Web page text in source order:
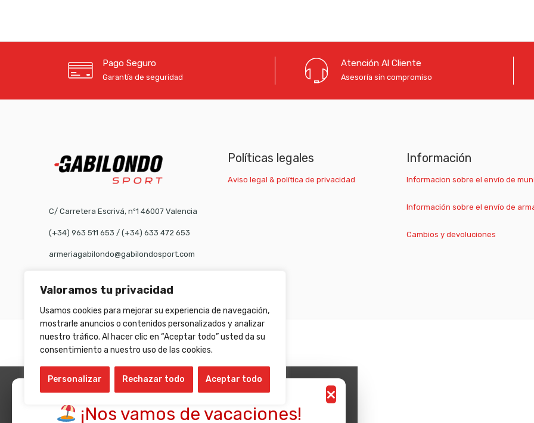
Valoramos tu privacidad
Usamos cookies para mejorar su experiencia de navegación,
mostrarle anuncios o contenidos personalizados y analizar
nuestro tráfico. Al hacer clic en “Aceptar todo” usted da su
consentimiento a nuestro uso de las cookies.
Personalizar Rechazar todo Aceptar todo
Pago Seguro
Garantía de seguridad
Atención Al Cliente
Asesoría sin compromiso
C/ Carretera Escrivá, nº1 46007 Valencia
(+34) 963 511 653 / (+34) 633 472 653
armeriagabilondo@gabilondosport.com
Políticas legales
Aviso legal & política de privacidad
Información
Informacion sobre el envío de
Información sobre el envío de
Cambios y devoluciones
- All Right reserved!
×
¡Nos vamos de vacaciones!